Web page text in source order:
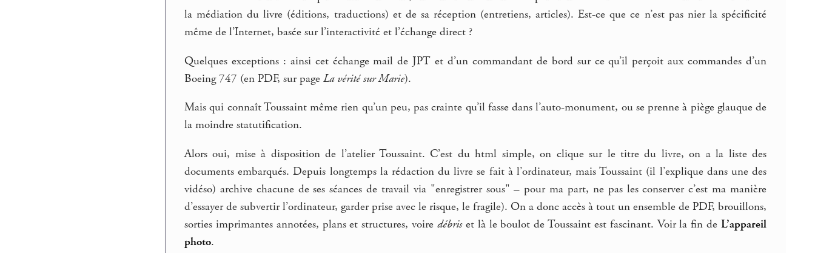
la médiation du livre (éditions, traductions) et de sa réception (entretiens, articles). Est-ce que ce n’est pas nier la spécificité
même de l’Internet, basée sur l’interactivité et l’échange direct ?
Quelques exceptions : ainsi cet échange mail de JPT et d’un commandant de bord sur ce qu’il perçoit aux commandes d’un
Boeing 747 (en PDF, sur page La vérité sur Marie).
Mais qui connaît Toussaint même rien qu’un peu, pas crainte qu’il fasse dans l’auto-monument, ou se prenne à piège glauque de
la moindre statutification.
Alors oui, mise à disposition de l’atelier Toussaint. C’est du html simple, on clique sur le titre du livre, on a la liste des
documents embarqués. Depuis longtemps la rédaction du livre se fait à l’ordinateur, mais Toussaint (il l’explique dans une des
vidéso) archive chacune de ses séances de travail via "enregistrer sous" – pour ma part, ne pas les conserver c’est ma manière
d’essayer de subvertir l’ordinateur, garder prise avec le risque, le fragile). On a donc accès à tout un ensemble de PDF, brouillons,
sorties imprimantes annotées, plans et structures, voire débriset là le boulot de Toussaint est fascinant. Voir la fin deL’appareil
photo.